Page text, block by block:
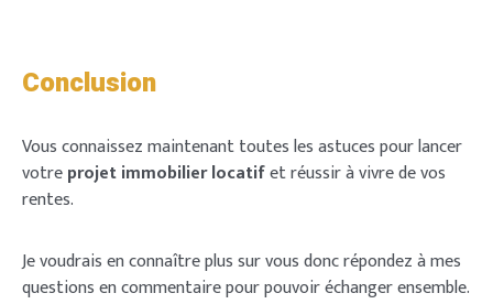
Conclusion
Vous connaissez maintenant toutes les astuces pour lancer
votreprojet immobilier locatifet réussir à vivre de vos
rentes.
Je voudrais en connaître plus sur vous donc répondez à mes
questions en commentaire pour pouvoir échanger ensemble.